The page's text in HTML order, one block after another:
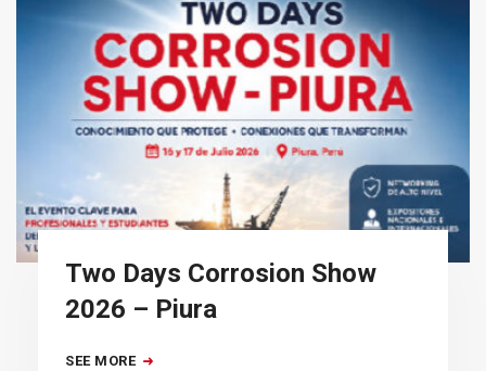
Two Days Corrosion Show
2026 – Piura
SEE MORE